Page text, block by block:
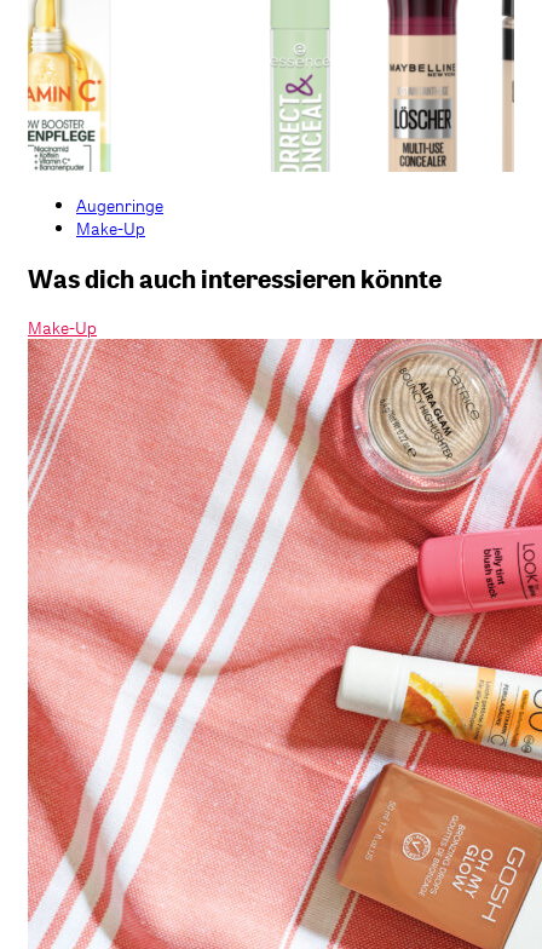
Augenringe
Make-Up
Was dich auch interessieren könnte
Make-Up